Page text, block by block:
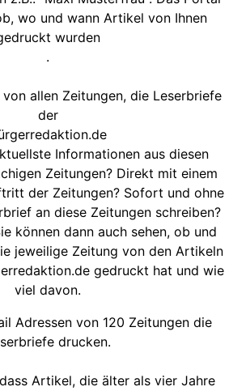
wo und wann Artikel von Ihnen
wurden
.
allen Zeitungen, die Leserbriefe
der
Informationen aus diesen
Zeitungen? Direkt mit einem
der Zeitungen? Sofort und ohne
an diese Zeitungen schreiben?
können dann auch sehen, ob und
jeweilige Zeitung von den Artikeln
gedruckt hat und wie
viel davon.
Adressen von 120 Zeitungen die
drucken.
Artikel, die älter als vier Jahre